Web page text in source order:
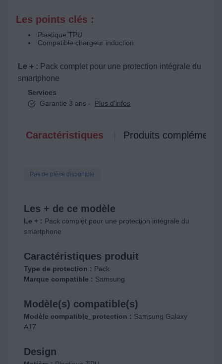
Les points clés :
Plastique TPU
Compatible chargeur induction
Le + : Pack complet pour une protection intégrale du
smartphone
Services
Garantie 3 ans -
Plus d'infos
Caractéristiques Produits
Pas de pièce disponible
Les + de ce modèle
Le + : Pack complet pour une protection intégrale du
smartphone
Caractéristiques produit
Type de protection : Pack
Marque compatible : Samsung
Modèle(s) compatible(s)
Modèle compatible_protection : Samsung Galaxy
A17
Design